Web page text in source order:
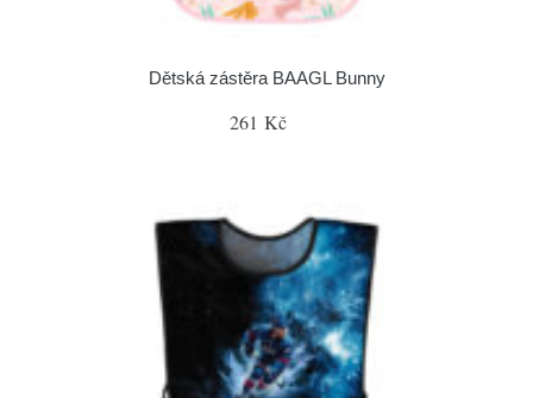
Dětská zástěra BAAGL Bunny
261 Kč